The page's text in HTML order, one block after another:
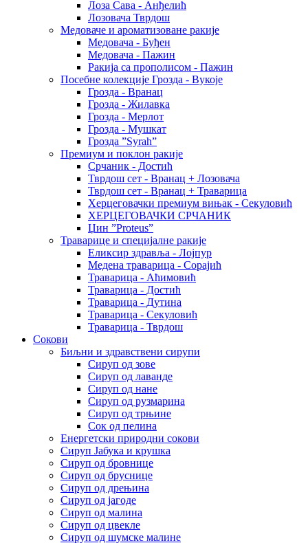
Лоза Сава - Анђелић
Лозовача Тврдош
Медоваче и ароматизоване ракије
Медовача - Буђен
Медовача - Пажин
Ракија са прополисом - Пажин
Посебне колекције Грозда - Вукоје
Грозда - Вранац
Грозда - Жилавка
Грозда - Мерлот
Грозда - Мушкат
Грозда ”Syrah”
Премиум и поклон ракије
Срчаник - Достић
Тврдош сет - Вранац + Лозовача
Тврдош сет - Вранац + Траварица
Херцеговачки премиум вињак - Секуловић
ХЕРЦЕГОВАЧКИ СРЧАНИК
Џин ”Proteus”
Траварице и специјалне ракије
Еликсир здравља - Лојпур
Медена траварица - Сорајић
Траварица - Аћимовић
Траварица - Достић
Траварица - Дутина
Траварица - Секуловић
Траварица - Тврдош
Сокови
Биљни и здравствени сирупи
Сируп од зове
Сируп од лаванде
Сируп од нане
Сируп од рузмарина
Сируп од трњине
Сок од пелина
Енергетски природни сокови
Сируп Јабука и крушка
Сируп од бровнице
Сируп од бруснице
Сируп од дрењина
Сируп од јагоде
Сируп од малина
Сируп од цвекле
Сируп од шумске малине